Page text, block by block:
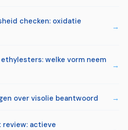
checken: oxidatie
welke vorm neem
over visolie beantwoord
actieve